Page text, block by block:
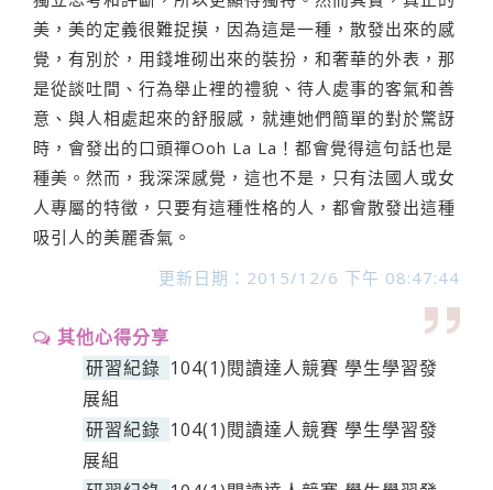
美，美的定義很難捉摸，因為這是一種，散發出來的感
覺，有別於，用錢堆砌出來的裝扮，和奢華的外表，那
是從談吐間、行為舉止裡的禮貌、待人處事的客氣和善
意、與人相處起來的舒服感，就連她們簡單的對於驚訝
時，會發出的口頭禪Ooh La La！都會覺得這句話也是
種美。然而，我深深感覺，這也不是，只有法國人或女
人專屬的特徵，只要有這種性格的人，都會散發出這種
吸引人的美麗香氣。
更新日期：2015/12/6 下午 08:47:44
其他心得分享
研習紀錄 104(1)閱讀達人競賽 學生學習發
展組
研習紀錄 104(1)閱讀達人競賽 學生學習發
展組